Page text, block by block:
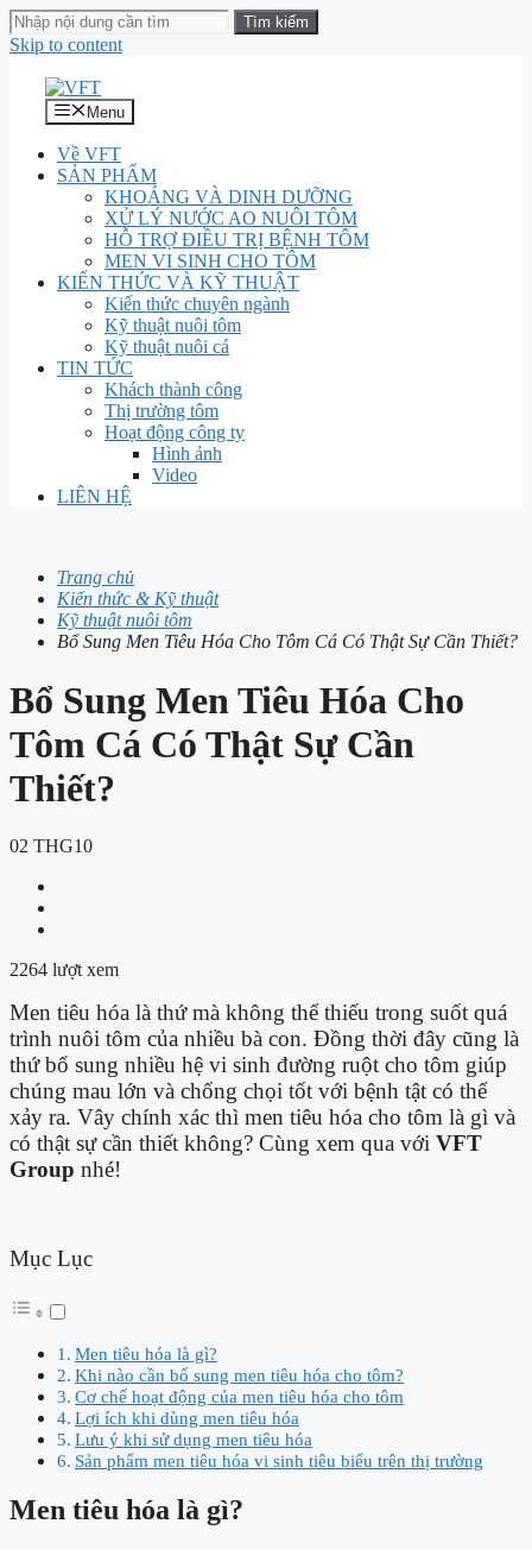
Skip to content
Menu
Về VFT
SẢN PHẨM
KHOÁNG VÀ DINH DƯỠNG
XỬ LÝ NƯỚC AO NUÔI TÔM
HỖ TRỢ ĐIỀU TRỊ BỆNH TÔM
MEN VI SINH CHO TÔM
KIẾN THỨC VÀ KỸ THUẬT
Kiến thức chuyên ngành
Kỹ thuật nuôi tôm
Kỹ thuật nuôi cá
TIN TỨC
Khách thành công
Thị trường tôm
Hoạt động công ty
Hình ảnh
Video
LIÊN HỆ
Trang chủ
Kiến thức & Kỹ thuật
Kỹ thuật nuôi tôm
Bổ Sung Men Tiêu Hóa Cho Tôm Cá Có Thật Sự Cần Thiết?
Bổ Sung Men Tiêu Hóa Cho
Tôm Cá Có Thật Sự Cần
Thiết?
02 THG10
2264 lượt xem
Men tiêu hóa là thứ mà không thể thiếu trong suốt quá
trình nuôi tôm của nhiều bà con. Đồng thời đây cũng là
thứ bổ sung nhiều hệ vi sinh đường ruột cho tôm giúp
chúng mau lớn và chống chọi tốt với bệnh tật có thể
xảy ra. Vây chính xác thì men tiêu hóa cho tôm là gì và
có thật sự cần thiết không? Cùng xem qua với VFT
Group nhé!
Mục Lục
Men tiêu hóa là gì?
Khi nào cần bổ sung men tiêu hóa cho tôm?
Cơ chế hoạt động của men tiêu hóa cho tôm
Lợi ích khi dùng men tiêu hóa
Lưu ý khi sử dụng men tiêu hóa
Sản phẩm men tiêu hóa vi sinh tiêu biểu trên thị trường
Men tiêu hóa là gì?